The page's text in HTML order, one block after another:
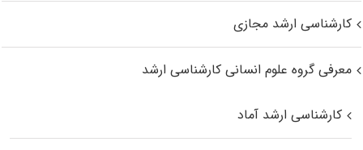
کارشناسی ارشد مجازی
معرفی گروه علوم انسانی کارشناسی ارشد
کارشناسی ارشد آماد